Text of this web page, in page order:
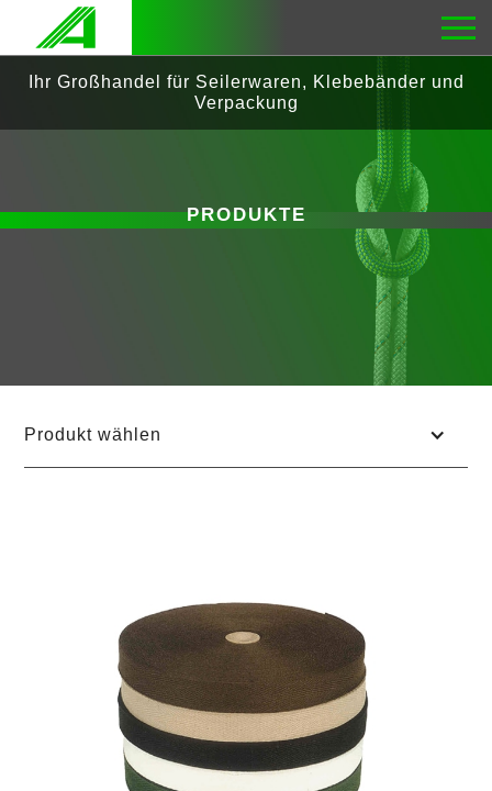
Ihr Großhandel für Seilerwaren, Klebebänder und
Verpackung
PRODUKTE
KÖPERBÄNDER
Produkt wählen